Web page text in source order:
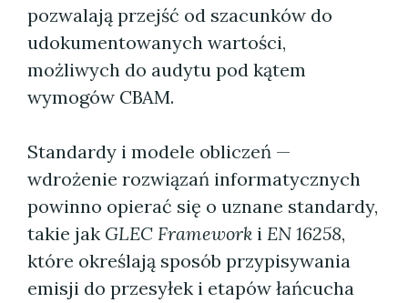
pozwalają przejść od szacunków do
udokumentowanych wartości,
możliwych do audytu pod kątem
wymogów CBAM.
Standardy i modele obliczeń —
wdrożenie rozwiązań informatycznych
powinno opierać się o uznane standardy,
takie jak GLEC Framework i EN 16258,
które określają sposób przypisywania
emisji do przesyłek i etapów łańcucha